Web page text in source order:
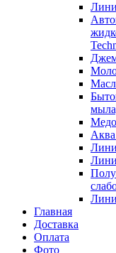
Джем
Главная
Доставка
Оплата
Фото